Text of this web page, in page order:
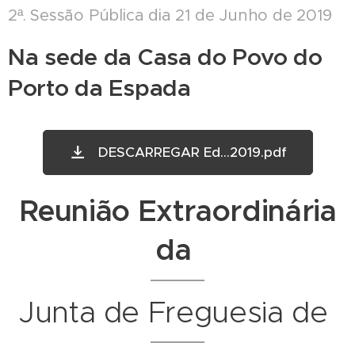
2ª. Sessão Pública dia 21 de Junho de 2019
Na sede da Casa do Povo do
Porto da Espada
DESCARREGAR Ed...2019.pdf
Reunião Extraordinária
da
Junta de Freguesia de